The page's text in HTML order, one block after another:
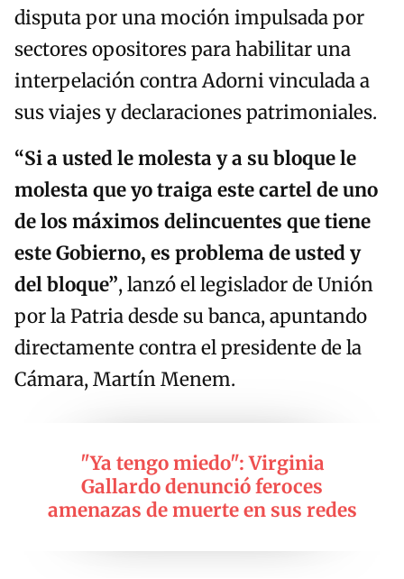
disputa por una moción impulsada por
sectores opositores para habilitar una
interpelación contra Adorni vinculada a
sus viajes y declaraciones patrimoniales.
“Si a usted le molesta y a su bloque le
molesta que yo traiga este cartel de uno
de los máximos delincuentes que tiene
este Gobierno, es problema de usted y
del bloque”, lanzó el legislador de Unión
por la Patria desde su banca, apuntando
directamente contra el presidente de la
Cámara, Martín Menem.
"Ya tengo miedo": Virginia
Gallardo denunció feroces
amenazas de muerte en sus redes